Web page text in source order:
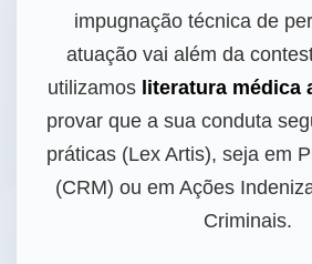
impugnação técnica de
atuação vai além da
utilizamos literatura médica
provar que a sua conduta
práticas (Lex Artis), seja em
(CRM) ou em Ações
Criminais.